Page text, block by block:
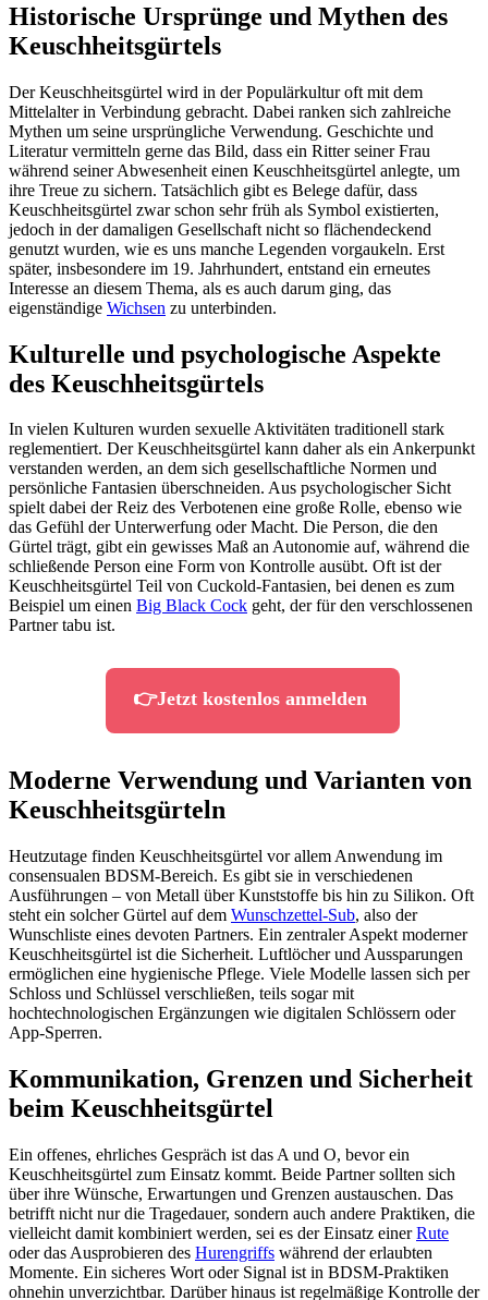
Historische Ursprünge und Mythen des
Keuschheitsgürtels
Der Keuschheitsgürtel wird in der Populärkultur oft mit dem
Mittelalter in Verbindung gebracht. Dabei ranken sich zahlreiche
Mythen um seine ursprüngliche Verwendung. Geschichte und
Literatur vermitteln gerne das Bild, dass ein Ritter seiner Frau
während seiner Abwesenheit einen Keuschheitsgürtel anlegte, um
ihre Treue zu sichern. Tatsächlich gibt es Belege dafür, dass
Keuschheitsgürtel zwar schon sehr früh als Symbol existierten,
jedoch in der damaligen Gesellschaft nicht so flächendeckend
genutzt wurden, wie es uns manche Legenden vorgaukeln. Erst
später, insbesondere im 19. Jahrhundert, entstand ein erneutes
Interesse an diesem Thema, als es auch darum ging, das
eigenständige Wichsen zu unterbinden.
Kulturelle und psychologische Aspekte
des Keuschheitsgürtels
In vielen Kulturen wurden sexuelle Aktivitäten traditionell stark
reglementiert. Der Keuschheitsgürtel kann daher als ein Ankerpunkt
verstanden werden, an dem sich gesellschaftliche Normen und
persönliche Fantasien überschneiden. Aus psychologischer Sicht
spielt dabei der Reiz des Verbotenen eine große Rolle, ebenso wie
das Gefühl der Unterwerfung oder Macht. Die Person, die den
Gürtel trägt, gibt ein gewisses Maß an Autonomie auf, während die
schließende Person eine Form von Kontrolle ausübt. Oft ist der
Keuschheitsgürtel Teil von Cuckold-Fantasien, bei denen es zum
Beispiel um einen Big Black Cock geht, der für den verschlossenen
Partner tabu ist.
👉Jetzt kostenlos anmelden
Moderne Verwendung und Varianten von
Keuschheitsgürteln
Heutzutage finden Keuschheitsgürtel vor allem Anwendung im
consensualen BDSM-Bereich. Es gibt sie in verschiedenen
Ausführungen – von Metall über Kunststoffe bis hin zu Silikon. Oft
steht ein solcher Gürtel auf dem Wunschzettel-Sub, also der
Wunschliste eines devoten Partners. Ein zentraler Aspekt moderner
Keuschheitsgürtel ist die Sicherheit. Luftlöcher und Aussparungen
ermöglichen eine hygienische Pflege. Viele Modelle lassen sich per
Schloss und Schlüssel verschließen, teils sogar mit
hochtechnologischen Ergänzungen wie digitalen Schlössern oder
App-Sperren.
Kommunikation, Grenzen und Sicherheit
beim Keuschheitsgürtel
Ein offenes, ehrliches Gespräch ist das A und O, bevor ein
Keuschheitsgürtel zum Einsatz kommt. Beide Partner sollten sich
über ihre Wünsche, Erwartungen und Grenzen austauschen. Das
betrifft nicht nur die Tragedauer, sondern auch andere Praktiken, die
vielleicht damit kombiniert werden, sei es der Einsatz einerRute
oder das Ausprobieren des Hurengriffs während der erlaubten
Momente. Ein sicheres Wort oder Signal ist in BDSM-Praktiken
ohnehin unverzichtbar. Darüber hinaus ist regelmäßige Kontrolle der